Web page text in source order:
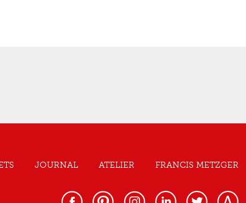
JOURNAL ATELIER FRANCIS METZGER